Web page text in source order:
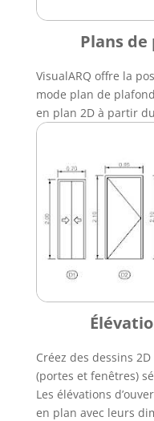
Plans
VisualARQ offre la
mode plan de
en plan 2D à partir
Créez des dessins
(portes et fenêtres)
Les élévations
en plan avec leurs